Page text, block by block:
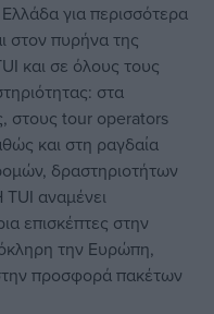
για περισσότερα
στον πυρήνα της
και σε όλους τους
στα
στους tour operators
και στη ραγδαία
δραστηριοτήτων
αναμένει
επισκέπτες στην
την Ευρώπη,
προσφορά πακέτων